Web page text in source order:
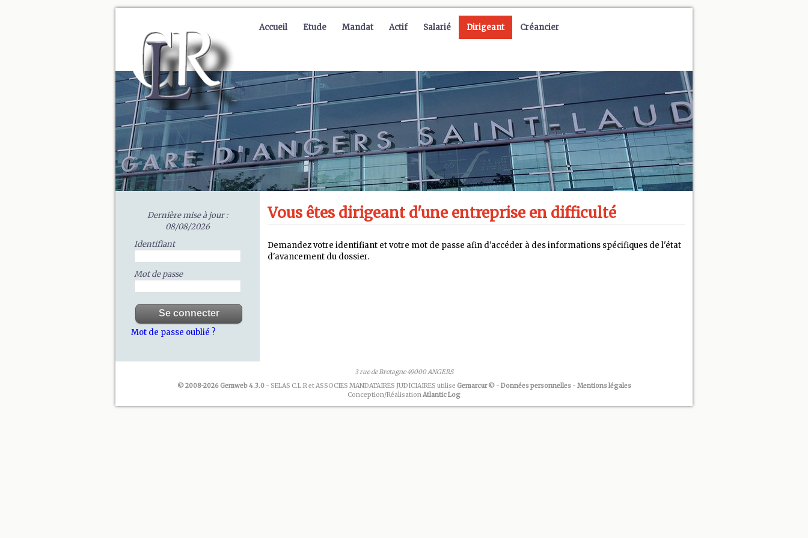
Accueil Etude Mandat Actif Salarié Dirigeant Créancier
Dernière mise à jour :
08/08/2026
Identifiant
Mot de passe
Mot de passe oublié ?
Vous êtes dirigeant d'une entreprise en difficulté
Demandez votre identifiant et votre mot de passe afin d'accéder à des informations spécifiques de l'état
d'avancement du dossier.
3 rue de Bretagne 49000 ANGERS
© 2008-2026 Gemweb 4.3.0- SELAS C.L.R et ASSOCIES MANDATAIRES JUDICIAIRES utilise Gemarcur ©- Données personnelles- Mentions légales
Conception/RéalisationAtlantic Log